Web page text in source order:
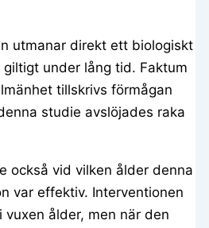
utmanar direkt ett biologiskt
under lång tid. Faktum
tillskrivs förmågan
studie avslöjades raka
också vid vilken ålder denna
var effektiv. Interventionen
ålder, men när den